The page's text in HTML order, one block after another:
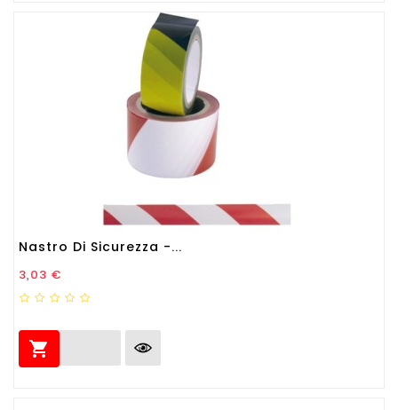
Nastro Di Sicurezza -...
Prezzo
3,03 €
